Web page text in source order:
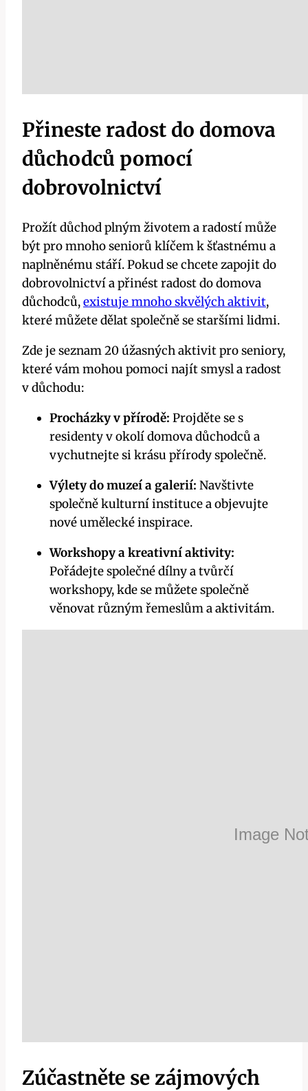
Přineste radost do domova
důchodců pomocí
dobrovolnictví
Prožít důchod plným životem a radostí může
být pro mnoho seniorů klíčem k šťastnému a
naplněnému stáří. Pokud se chcete zapojit do
dobrovolnictví a přinést radost do domova
důchodců,existuje mnoho skvělých aktivit,
které můžete dělat společně se staršími lidmi.
Zde je seznam 20 úžasných aktivit pro seniory,
které vám mohou pomoci najít smysl a radost
v důchodu:
Procházky v přírodě: Projděte se s
residenty v okolí domova důchodců a
vychutnejte si krásu přírody společně.
Výlety do muzeí a galerií: Navštivte
společně kulturní instituce a objevujte
nové umělecké inspirace.
Workshopy a kreativní aktivity:
Pořádejte společné dílny a tvůrčí
workshopy, kde se můžete společně
věnovat různým řemeslům a aktivitám.
Zúčastněte se zájmových